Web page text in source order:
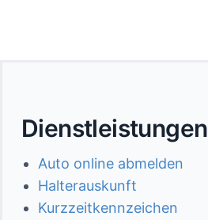
Dienstleistungen
Auto online abmelden
Halterauskunft
Kurzzeitkennzeichen